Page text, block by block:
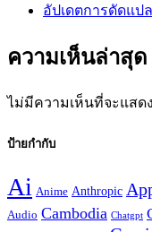
อัปเดตการดัดแปล
ความเห็นล่าสุด
ไม่มีความเห็นที่จะแสดง
ป้ายกำกับ
Ai Anime Anthropic
Audio Cambodia Chatgpt